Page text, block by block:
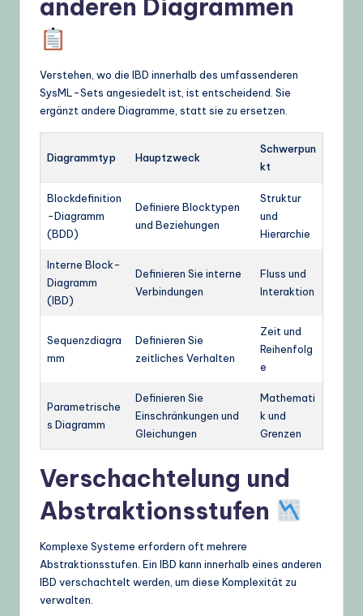
anderen Diagrammen
Verstehen, wo die IBD innerhalb des umfassenderen
SysML-Sets angesiedelt ist, ist entscheidend. Sie
ergänzt andere Diagramme, statt sie zu ersetzen.
Diagrammtyp Hauptzweck
Schwerpun
kt
Blockdefinition
-Diagramm
(BDD)
Definiere Blocktypen
und Beziehungen
Struktur
und
Hierarchie
Interne Block-
Diagramm
(IBD)
Definieren Sie interne
Verbindungen
Fluss und
Interaktion
Sequenzdiagra
mm
Definieren Sie
zeitliches Verhalten
Zeit und
Reihenfolg
e
Parametrische
s Diagramm
Definieren Sie
Einschränkungen und
Gleichungen
Mathemati
k und
Grenzen
Verschachtelung und
Abstraktionsstufen
Komplexe Systeme erfordern oft mehrere
Abstraktionsstufen. Ein IBD kann innerhalb eines anderen
IBD verschachtelt werden, um diese Komplexität zu
verwalten.